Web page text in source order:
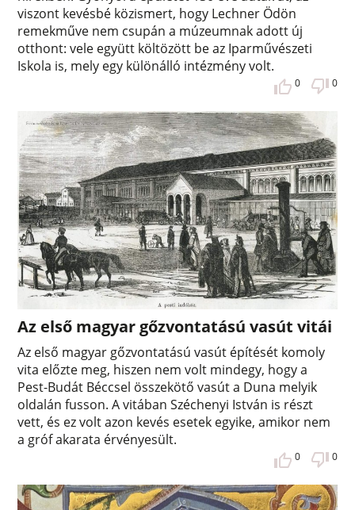
viszont kevésbé közismert, hogy Lechner Ödön
remekműve nem csupán a múzeumnak adott új
otthont: vele együtt költözött be az Iparművészeti
Iskola is, mely egy különálló intézmény volt.
0 0
Az első magyar gőzvontatású vasút vitái
Az első magyar gőzvontatású vasút építését komoly
vita előzte meg, hiszen nem volt mindegy, hogy a
Pest-Budát Béccsel összekötő vasút a Duna melyik
oldalán fusson. A vitában Széchenyi István is részt
vett, és ez volt azon kevés esetek egyike, amikor nem
a gróf akarata érvényesült.
0 0